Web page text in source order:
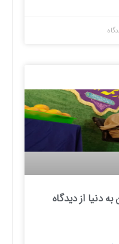
از دیدگاه